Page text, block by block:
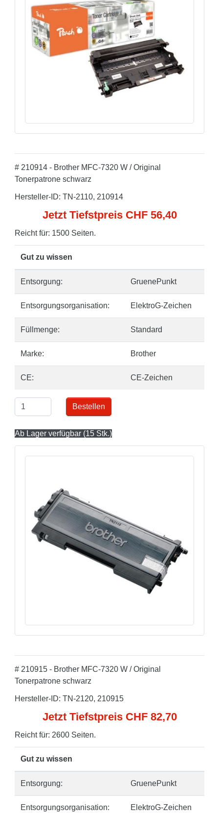
# 210914 - Brother MFC-7320 W / Original
Tonerpatrone schwarz
Hersteller-ID: TN-2110, 210914
Jetzt Tiefstpreis CHF 56,40
Reicht für: 1500 Seiten.
Gut zu wissen
Entsorgung: GruenePunkt
Entsorgungsorganisation: ElektroG-Zeichen
Füllmenge: Standard
Marke: Brother
CE: CE-Zeichen
Bestellen
Ab Lager verfügbar (15 Stk.)
# 210915 - Brother MFC-7320 W / Original
Tonerpatrone schwarz
Hersteller-ID: TN-2120, 210915
Jetzt Tiefstpreis CHF 82,70
Reicht für: 2600 Seiten.
Gut zu wissen
Entsorgung: GruenePunkt
Entsorgungsorganisation: ElektroG-Zeichen